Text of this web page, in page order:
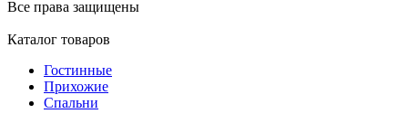
Все права защищены
Каталог товаров
Гостинные
Прихожие
Спальни